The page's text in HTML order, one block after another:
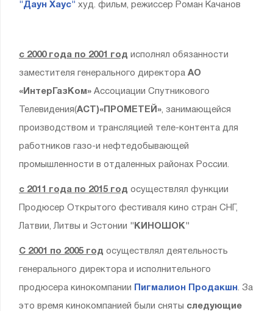
"Даун Хаус" худ. фильм, режиссер Роман Качанов
с 2000 года по 2001 год исполнял обязанности
заместителя генерального директора АО
«ИнтерГазКом» Ассоциации Спутникового
Телевидения(АСТ)«ПРОМЕТЕЙ», занимающейся
производством и трансляцией теле-контента для
работников газо-и нефтедобывающей
промышленности в отдаленных районах России.
с 2011 года по 2015 год осуществлял функции
Продюсер Открытого фестиваля кино стран СНГ,
Латвии, Литвы и Эстонии "КИНОШОК"
С 2001 по 2005 год осуществлял деятельность
генерального директора и исполнительного
продюсера кинокомпании Пигмалион Продакшн. За
это время кинокомпанией были сняты следующие